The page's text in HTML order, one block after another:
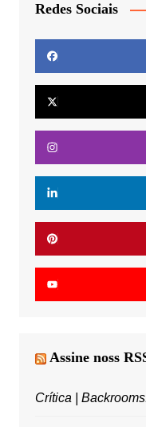
Redes Sociais
Assine noss
Crítica |